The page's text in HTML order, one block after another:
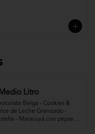
Litro
Belga - Cookies &
de Leche Granizado -
- Maracuyá con pepas -